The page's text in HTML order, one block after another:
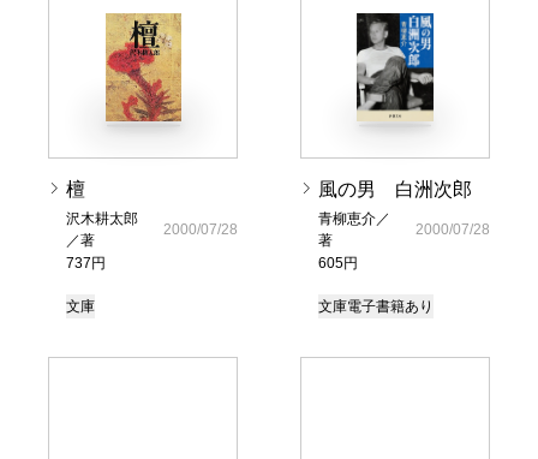
檀
沢木耕太郎
／著
737円
2000/07/28
文庫
風の男 白洲次郎
青柳恵介／
著
605円
2000/07/28
文庫電子書籍あり